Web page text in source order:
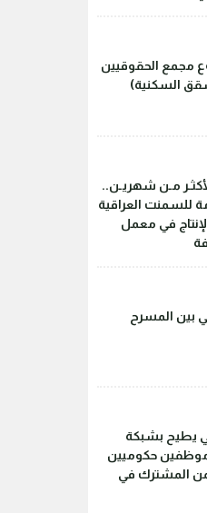
مجمع الحقوقيين
السكنية)
مـن شهريـن..
للسمنت العراقية
في معمل
بين المسرح
يطيح بشبكة
حكوميين
المشترك في